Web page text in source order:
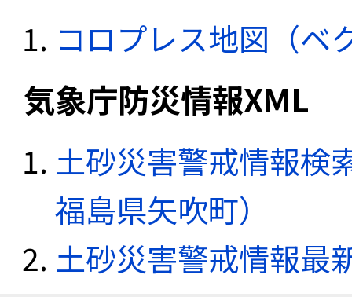
コロプレス地図（ベ
気象庁防災情報XML
土砂災害警戒情報検
福島県矢吹町）
土砂災害警戒情報最